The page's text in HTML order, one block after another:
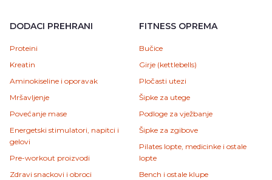
DODACI PREHRANI
Proteini
Kreatin
Aminokiseline i oporavak
Mršavljenje
Povećanje mase
Energetski stimulatori, napitci i
gelovi
Pre-workout proizvodi
Zdravi snackovi i obroci
FITNESS OPREMA
Bučice
Girje (kettlebells)
Pločasti utezi
Šipke za utege
Podloge za vježbanje
Šipke za zgibove
Pilates lopte, medicinke i ostale
lopte
Bench i ostale klupe